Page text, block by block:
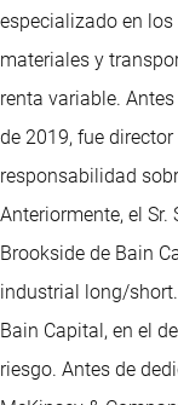
especializado en
materiales y
renta variable.
de 2019, fue
responsabilidad
Anteriormente, el
Brookside de Bain
industrial long/
Bain Capital, en el
riesgo. Antes de